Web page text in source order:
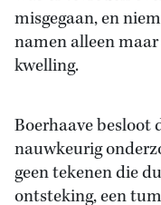
misgegaan, en
namen alleen
kwelling.
Boerhaave besloot
nauwkeurig
geen tekenen die
ontsteking, een